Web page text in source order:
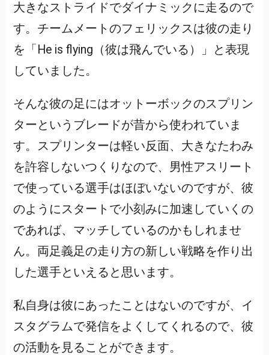
大きなストライドでダイナミックに走るので
す。チームメートのフェリックスは彼の走り
を「He is flying（彼は飛んでいる）」と表現
していました。
そんな彼の足にはオットーボックのスプリン
ターというブレードが昔から使われていま
す。スプリンターは軽い反面、大きなたわみ
を許容しないつくりなので、男性アスリート
で使っている選手はほぼいないのですが、彼
のようにスタートで小刻みに加速していくの
であれば、マッチしているのかもしれませ
ん。両足義足の走り方の新しい戦略を作り出
した選手といえると思います。
私自身は彼にあったことはないのですが、イ
スタグラムで発信をよくしてくれるので、彼
の活動を見ることができます。